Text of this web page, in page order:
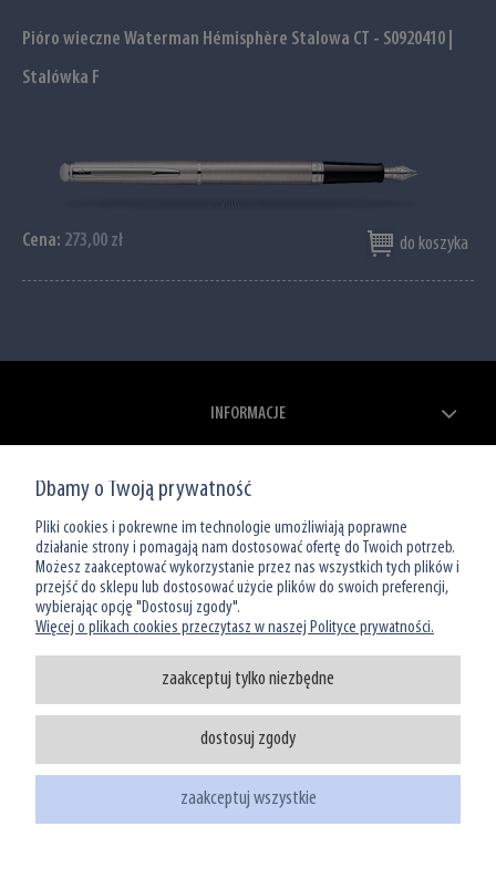
Pióro wieczne Waterman Hémisphère Stalowa CT - S0920410 |
Stalówka F
Cena: 273,00 zł do koszyka
INFORMACJE
MOJE KONTO
O NAS
tel: (22) 39 00 966
sklep@watermanshop.pl
Dbamy o Twoją prywatność
Pliki cookies i pokrewne im technologie umożliwiają poprawne
działanie strony i pomagają nam dostosować ofertę do Twoich potrzeb.
Możesz zaakceptować wykorzystanie przez nas wszystkich tych plików i
przejść do sklepu lub dostosować użycie plików do swoich preferencji,
wybierając opcję "Dostosuj zgody".
Więcej o plikach cookies przeczytasz w naszej Polityce prywatności.
zaakceptuj tylko niezbędne
dostosuj zgody
zaakceptuj wszystkie